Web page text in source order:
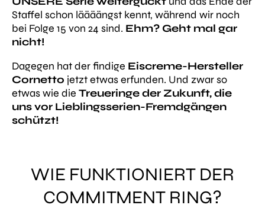
Staffel schon läääängst kennt, während wir noch
bei Folge 15 von 24 sind. Ehm? Geht mal gar
nicht!
Dagegen hat der findige Eiscreme-Hersteller
Cornetto jetzt etwas erfunden. Und zwar so
etwas wie die Treueringe der Zukunft, die
uns vor Lieblingsserien-Fremdgängen
schützt!
WIE FUNKTIONIERT DER
COMMITMENT RING?